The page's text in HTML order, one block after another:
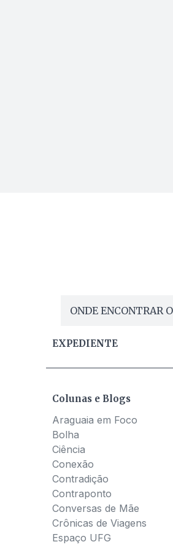
ONDE ENCONTRAR
EXPEDIENTE
Colunas e Blogs
Araguaia em Foco
Bolha
Ciência
Conexão
Contradição
Contraponto
Conversas de Mãe
Crônicas de Viagens
Espaço UFG